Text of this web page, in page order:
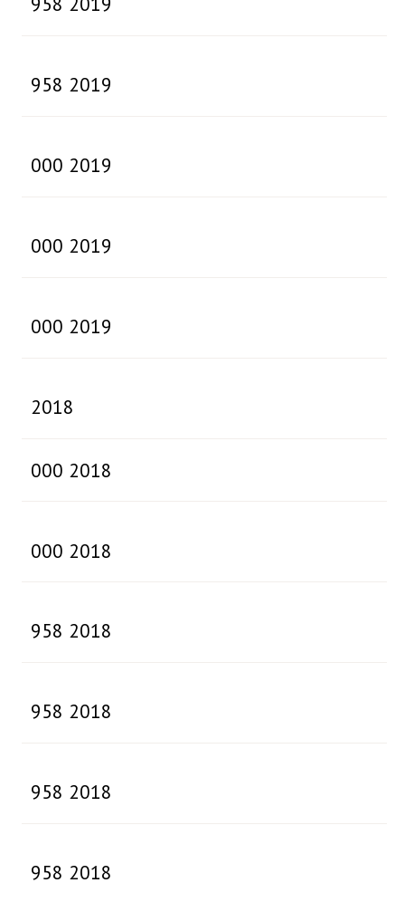
958 2019
000 2019
000 2019
000 2019
2018
000 2018
000 2018
958 2018
958 2018
958 2018
958 2018